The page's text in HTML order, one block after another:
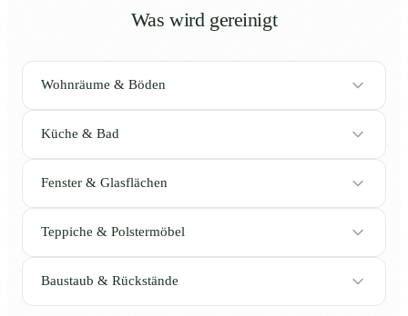
Was wird gereinigt
Wohnräume & Böden
Küche & Bad
Fenster & Glasflächen
Teppiche & Polstermöbel
Baustaub & Rückstände